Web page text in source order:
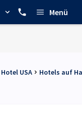
Menü
Hotel USA Hotels auf